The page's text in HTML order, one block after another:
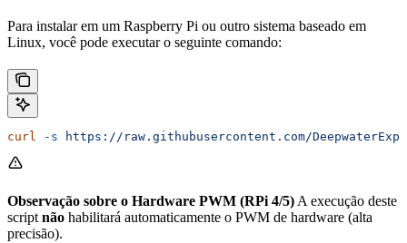
Para instalar em um Raspberry Pi ou outro sistema baseado em
Linux, você pode executar o seguinte comando:
curl -s https://raw.githubusercontent.com/
Observação sobre o Hardware PWM (RPi 4/5) A execução deste
script não habilitará automaticamente o PWM de hardware (alta
precisão).